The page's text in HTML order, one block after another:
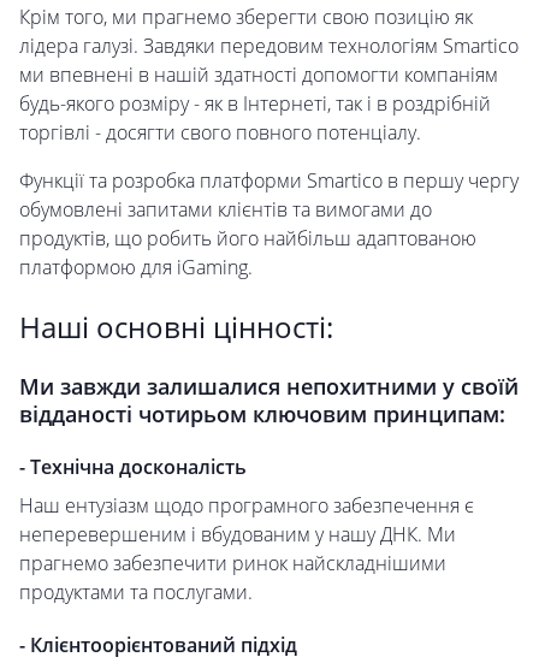
Крім того, ми прагнемо зберегти свою позицію як
лідера галузі. Завдяки передовим технологіям Smartico
ми впевнені в нашій здатності допомогти компаніям
будь-якого розміру - як в Інтернеті, так і в роздрібній
торгівлі - досягти свого повного потенціалу.
Функції та розробка платформи Smartico в першу чергу
обумовлені запитами клієнтів та вимогами до
продуктів, що робить його найбільш адаптованою
платформою для iGaming.
Наші основні цінності:
Ми завжди залишалися непохитними у своїй
відданості чотирьом ключовим принципам:
- Технічна досконалість
Наш ентузіазм щодо програмного забезпечення є
неперевершеним і вбудованим у нашу ДНК. Ми
прагнемо забезпечити ринок найскладнішими
продуктами та послугами.
- Клієнтоорієнтований підхід